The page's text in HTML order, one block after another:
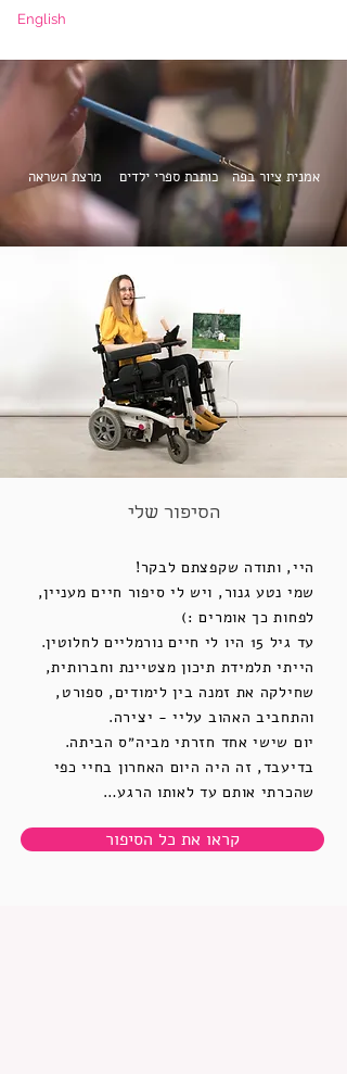
English
אמנית ציור בפה כותבת ספרי ילדים מרצת השראה
הסיפור שלי
היי, ותודה שקפצתם לבקר!
שמי נטע גנור, ויש לי סיפור חיים מעניין,
לפחות כך אומרים :)
עד גיל 15 היו לי חיים נורמליים לחלוטין.
הייתי תלמידת תיכון מצטיינת וחברותית,
שחילקה את זמנה בין לימודים, ספורט,
והתחביב האהוב עליי - יצירה.
יום שישי אחד חזרתי מביה״ס הביתה.
בדיעבד, זה היה היום האחרון בחיי כפי
שהכרתי אותם עד לאותו הרגע…
קראו את כל הסיפור